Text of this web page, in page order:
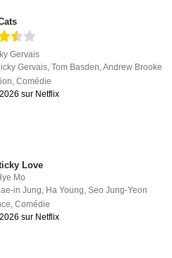
Gervais
Gervais ,Tom Basden ,Andrew Brooke
,Comédie
sur Netflix
Love
Mo
in Jung, Ha Young,Seo Jung-Yeon
,Comédie
sur Netflix